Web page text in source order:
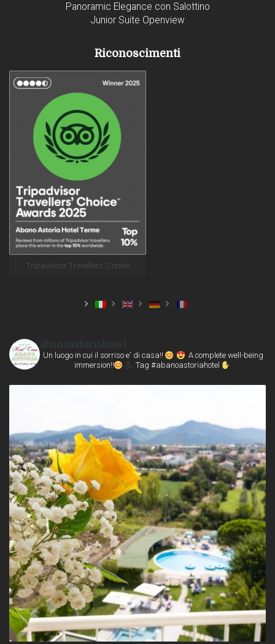
Panoramic Elegance con Salottino
Junior Suite Openview
Riconoscimenti
Tripadvisor Travellers’ Choice
abanoastoriahotel
Un luogo in cui il sorriso e' di casa!!
A complete well-being
immersion!!
Tag #abanoastoriahotel